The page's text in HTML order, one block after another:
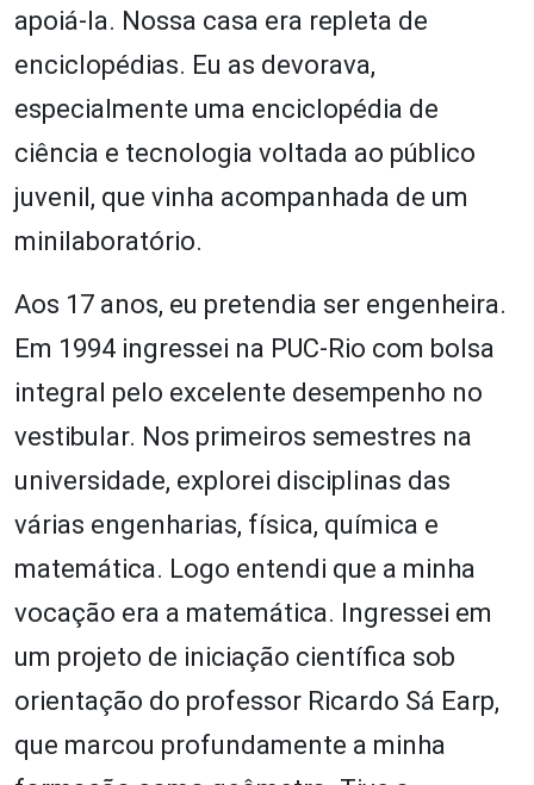
apoiá-la. Nossa casa era repleta de
enciclopédias. Eu as devorava,
especialmente uma enciclopédia de
ciência e tecnologia voltada ao público
juvenil, que vinha acompanhada de um
minilaboratório.
Aos 17 anos, eu pretendia ser engenheira.
Em 1994 ingressei na PUC-Rio com bolsa
integral pelo excelente desempenho no
vestibular. Nos primeiros semestres na
universidade, explorei disciplinas das
várias engenharias, física, química e
matemática. Logo entendi que a minha
vocação era a matemática. Ingressei em
um projeto de iniciação científica sob
orientação do professor Ricardo Sá Earp,
que marcou profundamente a minha